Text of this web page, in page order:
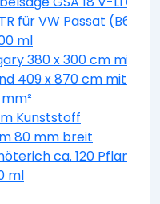
für VW Passat (B6)
ml
380 x 300 cm mit 2.
409 x 870 cm mit
Kunststoff
80 mm breit
ca. 120 Pflanzen
ml